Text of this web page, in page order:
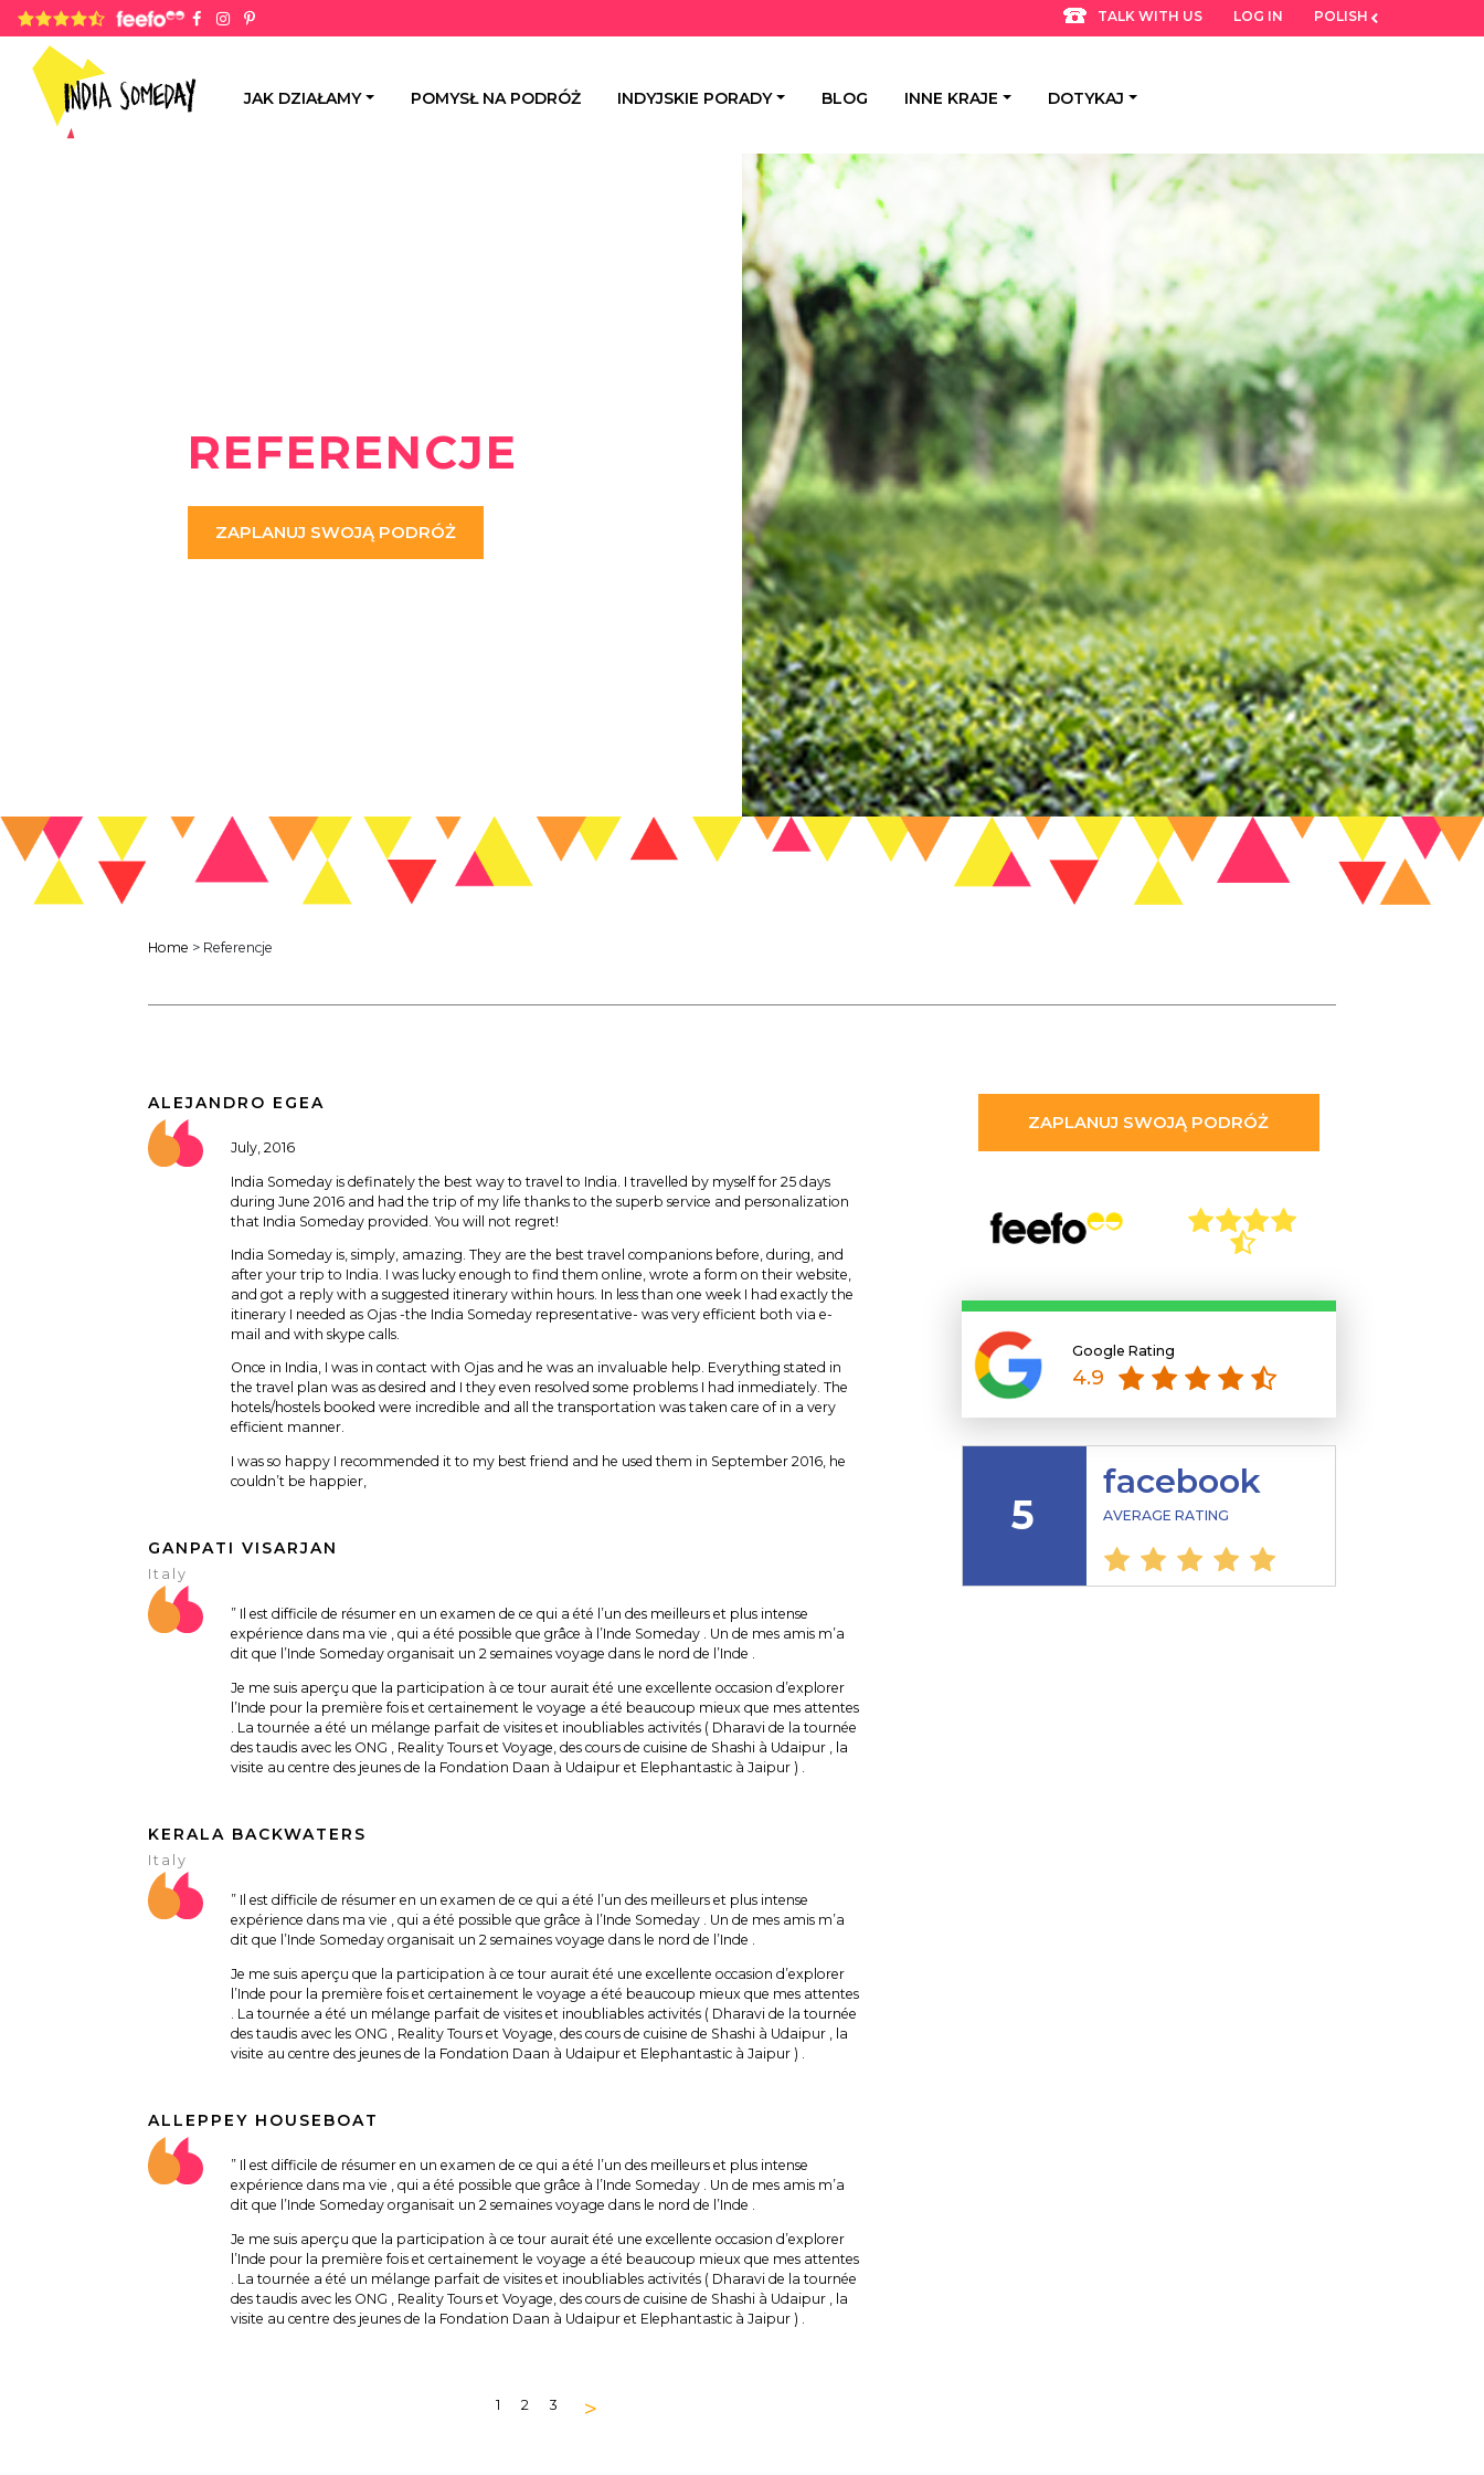
4.8 rating based on 1,234 ratings TALK WITH US LOG IN POLISH
JAK DZIAŁAMY POMYSŁ NA PODRÓŻ INDYJSKIE PORADY BLOG INNE KRAJE DOTYKAJ
REFERENCJE
ZAPLANUJ SWOJĄ PODRÓŻ
Home > Referencje
ALEJANDRO EGEA
July, 2016
India Someday is definately the best way to travel to India. I travelled by myself for 25 days
during June 2016 and had the trip of my life thanks to the superb service and personalization
that India Someday provided. You will not regret!
India Someday is, simply, amazing. They are the best travel companions before, during, and
after your trip to India. I was lucky enough to find them online, wrote a form on their website,
and got a reply with a suggested itinerary within hours. In less than one week I had exactly the
itinerary I needed as Ojas -the India Someday representative- was very efficient both via e-
mail and with skype calls.
Once in India, I was in contact with Ojas and he was an invaluable help. Everything stated in
the travel plan was as desired and I they even resolved some problems I had inmediately. The
hotels/hostels booked were incredible and all the transportation was taken care of in a very
efficient manner.
I was so happy I recommended it to my best friend and he used them in September 2016, he
couldn’t be happier,
GANPATI VISARJAN
Italy
” Il est difficile de résumer en un examen de ce qui a été l’un des meilleurs et plus intense
expérience dans ma vie , qui a été possible que grâce à l’Inde Someday . Un de mes amis m’a
dit que l’Inde Someday organisait un 2 semaines voyage dans le nord de l’Inde .
Je me suis aperçu que la participation à ce tour aurait été une excellente occasion d’explorer
l’Inde pour la première fois et certainement le voyage a été beaucoup mieux que mes attentes
. La tournée a été un mélange parfait de visites et inoubliables activités ( Dharavi de la tournée
des taudis avec les ONG , Reality Tours et Voyage, des cours de cuisine de Shashi à Udaipur , la
visite au centre des jeunes de la Fondation Daan à Udaipur et Elephantastic à Jaipur ) .
KERALA BACKWATERS
Italy
” Il est difficile de résumer en un examen de ce qui a été l’un des meilleurs et plus intense
expérience dans ma vie , qui a été possible que grâce à l’Inde Someday . Un de mes amis m’a
dit que l’Inde Someday organisait un 2 semaines voyage dans le nord de l’Inde .
Je me suis aperçu que la participation à ce tour aurait été une excellente occasion d’explorer
l’Inde pour la première fois et certainement le voyage a été beaucoup mieux que mes attentes
. La tournée a été un mélange parfait de visites et inoubliables activités ( Dharavi de la tournée
des taudis avec les ONG , Reality Tours et Voyage, des cours de cuisine de Shashi à Udaipur , la
visite au centre des jeunes de la Fondation Daan à Udaipur et Elephantastic à Jaipur ) .
ALLEPPEY HOUSEBOAT
” Il est difficile de résumer en un examen de ce qui a été l’un des meilleurs et plus intense
expérience dans ma vie , qui a été possible que grâce à l’Inde Someday . Un de mes amis m’a
dit que l’Inde Someday organisait un 2 semaines voyage dans le nord de l’Inde .
Je me suis aperçu que la participation à ce tour aurait été une excellente occasion d’explorer
l’Inde pour la première fois et certainement le voyage a été beaucoup mieux que mes attentes
. La tournée a été un mélange parfait de visites et inoubliables activités ( Dharavi de la tournée
des taudis avec les ONG , Reality Tours et Voyage, des cours de cuisine de Shashi à Udaipur , la
visite au centre des jeunes de la Fondation Daan à Udaipur et Elephantastic à Jaipur ) .
1 2 3 >
ZAPLANUJ SWOJĄ PODRÓŻ
4.8 rating based on 1,234 ratings
Google Rating
4.9 4.9 rating based on 1,234 ratings
5
facebook
AVERAGE RATING
5.0 rating based on 1,234 ratings